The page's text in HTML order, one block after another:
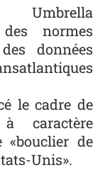
Umbrella
normes
données
le cadre de
caractère
«bouclier de
Unis».